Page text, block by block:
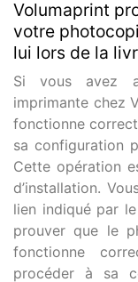
Volumaprint
votre
lui lors de la
Si vous avez
imprimante chez
fonctionne
sa configuration
Cette opération
d’installation.
lien indiqué par
prouver que le
fonctionne
procéder à sa